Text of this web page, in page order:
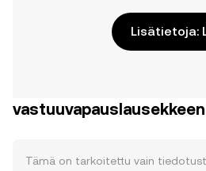
Lisätietoja:
vastuuvapauslausekkeen
Tämä on tarkoitettu vain